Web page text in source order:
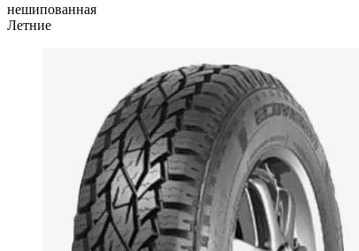
нешипованная
Летние